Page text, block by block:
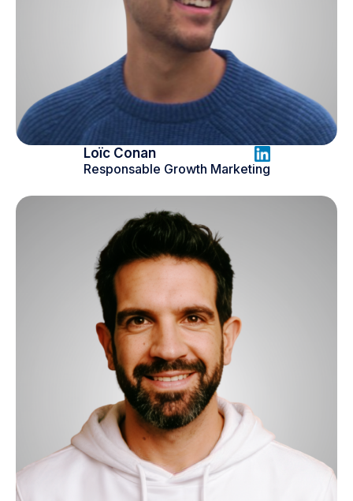
Loïc Conan
Responsable Growth Marketing